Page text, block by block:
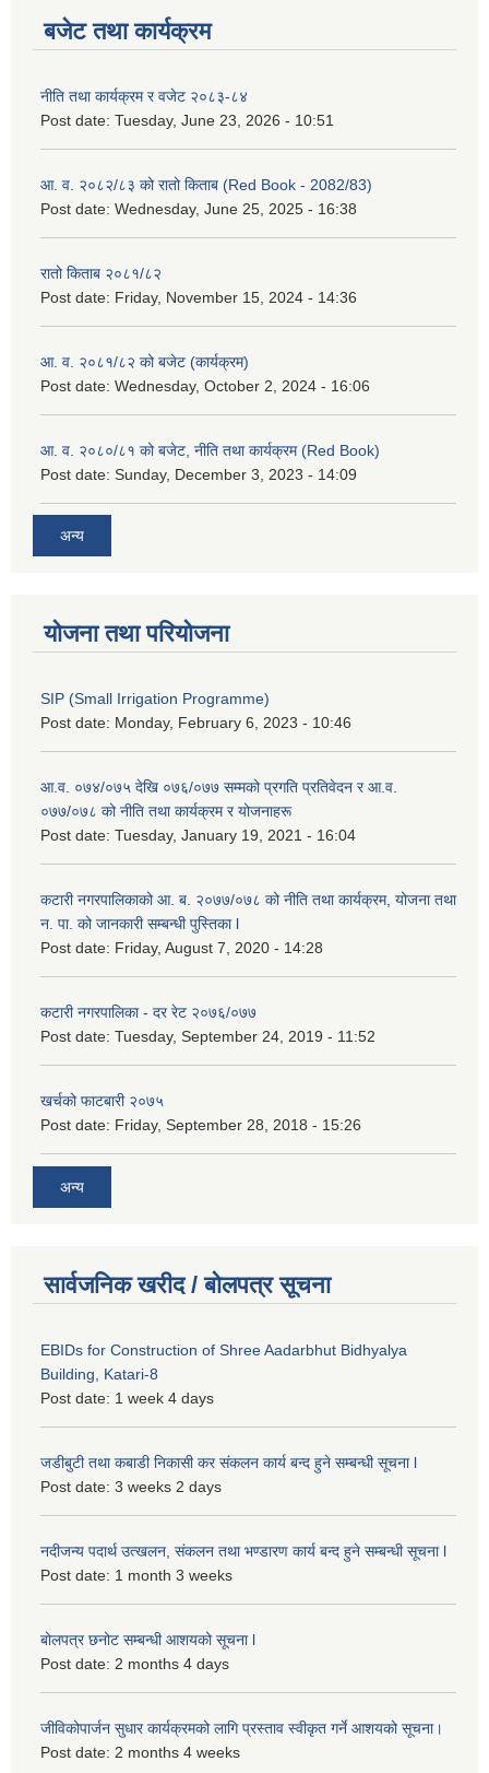
बजेट तथा कार्यक्रम
नीति तथा कार्यक्रम र वजेट २०८३-८४
Post date: Tuesday, June 23, 2026 - 10:51
आ. व. २०८२/८३ को रातो किताब (Red Book - 2082/83)
Post date: Wednesday, June 25, 2025 - 16:38
रातो किताब २०८१/८२
Post date: Friday, November 15, 2024 - 14:36
आ. व. २०८१/८२ को बजेट (कार्यक्रम)
Post date: Wednesday, October 2, 2024 - 16:06
आ. व. २०८०/८१ को बजेट, नीति तथा कार्यक्रम (Red Book)
Post date: Sunday, December 3, 2023 - 14:09
अन्य
योजना तथा परियोजना
SIP (Small Irrigation Programme)
Post date: Monday, February 6, 2023 - 10:46
आ.व. ०७४/०७५ देखि ०७६/०७७ सम्मको प्रगति प्रतिवेदन र आ.व.
०७७/०७८ को नीति तथा कार्यक्रम र योजनाहरू
Post date: Tuesday, January 19, 2021 - 16:04
कटारी नगरपालिकाको आ. ब. २०७७/०७८ को नीति तथा कार्यक्रम, योजना तथा
न. पा. को जानकारी सम्बन्धी पुस्तिका l
Post date: Friday, August 7, 2020 - 14:28
कटारी नगरपालिका - दर रेट २०७६/०७७
Post date: Tuesday, September 24, 2019 - 11:52
खर्चको फाटबारी २०७५
Post date: Friday, September 28, 2018 - 15:26
अन्य
सार्वजनिक खरीद / बोलपत्र सूचना
EBIDs for Construction of Shree Aadarbhut Bidhyalya
Building, Katari-8
Post date: 1 week 4 days
जडीबुटी तथा कबाडी निकासी कर संकलन कार्य बन्द हुने सम्बन्धी सूचना l
Post date: 3 weeks 2 days
नदीजन्य पदार्थ उत्खलन, संकलन तथा भण्डारण कार्य बन्द हुने सम्बन्धी सूचना l
Post date: 1 month 3 weeks
बोलपत्र छनोट सम्बन्धी आशयको सूचना l
Post date: 2 months 4 days
जीविकोपार्जन सुधार कार्यक्रमको लागि प्रस्ताव स्वीकृत गर्ने आशयको सूचना।
Post date: 2 months 4 weeks